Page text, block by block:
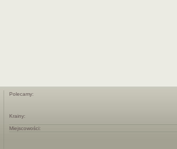
Polecamy:
Krainy:
Miejscowości: